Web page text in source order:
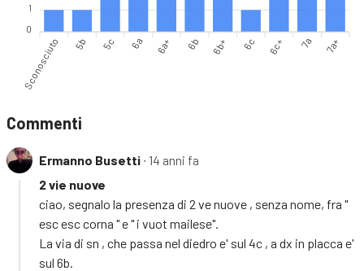
1
0
Sconosciuto 5b 5c 6a 6a+ 6b 6b+ 6c 6c+ 7a 7a+
Commenti
Ermanno Busetti ∙ 14 anni fa
2 vie nuove
ciao, segnalo la presenza di 2 ve nuove , senza nome, fra "
esc esc corna " e " i vuot mailese".
La via di sn , che passa nel diedro e' sul 4c , a dx in placca e'
sul 6b.